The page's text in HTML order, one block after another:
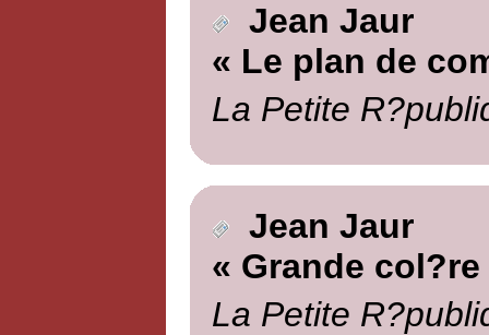
Jean Jaur
« Le plan de
La Petite
Jean Jaur
« Grande col?re
La Petite